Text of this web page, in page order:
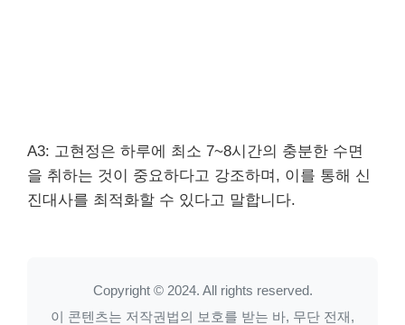
A3: 고현정은 하루에 최소 7~8시간의 충분한 수면
을 취하는 것이 중요하다고 강조하며, 이를 통해 신
진대사를 최적화할 수 있다고 말합니다.
Copyright © 2024. All rights reserved.
이 콘텐츠는 저작권법의 보호를 받는 바, 무단 전재,